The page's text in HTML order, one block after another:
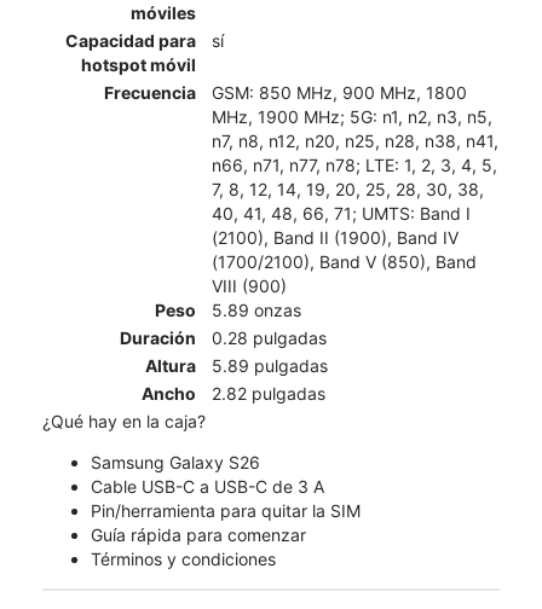
móviles
Capacidad para
hotspot móvil
sí
Frecuencia
GSM: 850 MHz, 900 MHz, 1800
MHz, 1900 MHz; 5G: n1, n2, n3, n5,
n7, n8, n12, n20, n25, n28, n38, n41,
n66, n71, n77, n78; LTE: 1, 2, 3, 4, 5,
7, 8, 12, 14, 19, 20, 25, 28, 30, 38,
40, 41, 48, 66, 71; UMTS: Band I
(2100), Band II (1900), Band IV
(1700/2100), Band V (850), Band
VIII (900)
Peso
5.89 onzas
Duración
0.28 pulgadas
Altura
5.89 pulgadas
Ancho
2.82 pulgadas
¿Qué hay en la caja?
Samsung Galaxy S26
Cable USB-C a USB-C de 3 A
Pin/herramienta para quitar la SIM
Guía rápida para comenzar
Términos y condiciones